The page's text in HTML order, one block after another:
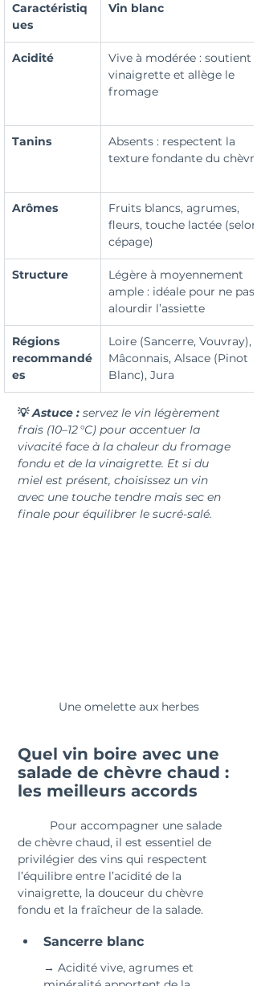
Caractéristiq
ues
Vin blanc
Acidité
Vive à modérée : soutient
vinaigrette et allège le
fromage
Tanins
Absents : respectent la
texture fondante du chèvre
Arômes
Fruits blancs, agrumes,
fleurs, touche lactée (selon
cépage)
Structure
Légère à moyennement
ample : idéale pour ne pas
alourdir l’assiette
Régions
recommandé
es
Loire (Sancerre, Vouvray),
Mâconnais, Alsace (Pinot
Blanc), Jura
💡 Astuce : servez le vin légèrement
frais (10–12 °C) pour accentuer la
vivacité face à la chaleur du fromage
fondu et de la vinaigrette. Et si du
miel est présent, choisissez un vin
avec une touche tendre mais sec en
finale pour équilibrer le sucré-salé.
Une omelette aux herbes
Quel vin boire avec une
salade de chèvre chaud :
les meilleurs accords
de chèvre chaud, il est essentiel de
privilégier des vins qui respectent
l’équilibre entre l’acidité de la
vinaigrette, la douceur du chèvre
fondu et la fraîcheur de la salade.
Sancerre blanc
→ Acidité vive, agrumes et